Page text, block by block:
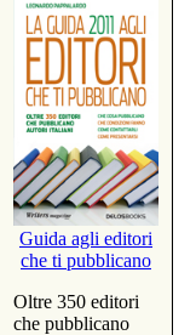
Guida agli editori
che ti pubblicano
Oltre 350 editori
che pubblicano